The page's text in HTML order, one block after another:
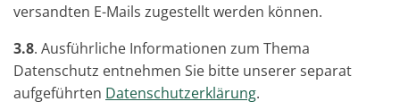
versandten E-Mails zugestellt werden können.
3.8. Ausführliche Informationen zum Thema
Datenschutz entnehmen Sie bitte unserer separat
aufgeführten Datenschutzerklärung.